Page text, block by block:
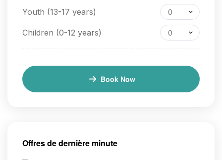
Youth (13-17 years) 0
Children (0-12 years) 0
Book Now
Offres de dernière minute